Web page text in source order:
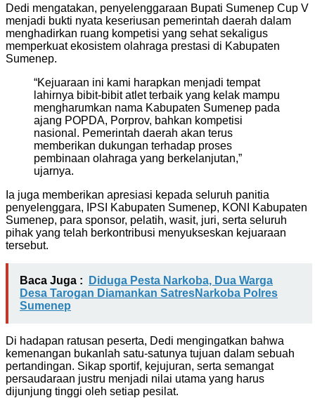
Dedi mengatakan, penyelenggaraan Bupati Sumenep Cup V
menjadi bukti nyata keseriusan pemerintah daerah dalam
menghadirkan ruang kompetisi yang sehat sekaligus
memperkuat ekosistem olahraga prestasi di Kabupaten
Sumenep.
“Kejuaraan ini kami harapkan menjadi tempat
lahirnya bibit-bibit atlet terbaik yang kelak mampu
mengharumkan nama Kabupaten Sumenep pada
ajang POPDA, Porprov, bahkan kompetisi
nasional. Pemerintah daerah akan terus
memberikan dukungan terhadap proses
pembinaan olahraga yang berkelanjutan,”
ujarnya.
Ia juga memberikan apresiasi kepada seluruh panitia
penyelenggara, IPSI Kabupaten Sumenep, KONI Kabupaten
Sumenep, para sponsor, pelatih, wasit, juri, serta seluruh
pihak yang telah berkontribusi menyukseskan kejuaraan
tersebut.
Baca Juga :
Diduga Pesta Narkoba, Dua Warga
Desa Tarogan Diamankan SatresNarkoba Polres
Sumenep
Di hadapan ratusan peserta, Dedi mengingatkan bahwa
kemenangan bukanlah satu-satunya tujuan dalam sebuah
pertandingan. Sikap sportif, kejujuran, serta semangat
persaudaraan justru menjadi nilai utama yang harus
dijunjung tinggi oleh setiap pesilat.